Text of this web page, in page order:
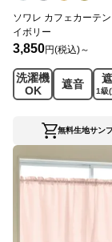
ソワレ カフェカーテ
イボリー
3,850円(税込)～
洗濯機
OK
遮音
1級
無料生地サン